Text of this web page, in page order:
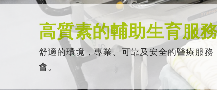
高質素的輔助生育服
舒適的環境，專業、可靠及安全的醫療服
會。